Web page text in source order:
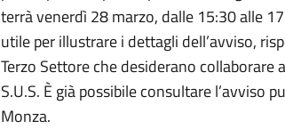
terrà venerdì 28 marzo, dalle 15:30 alle
utile per illustrare i dettagli dell’avviso,
Terzo Settore che desiderano
S.U.S. È già possibile consultare l’avviso
Monza.